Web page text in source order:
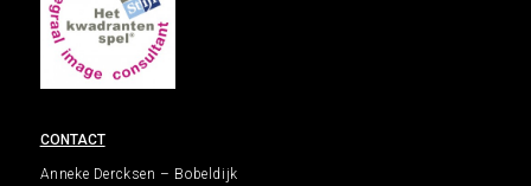
CONTACT
Anneke Dercksen – Bobeldijk